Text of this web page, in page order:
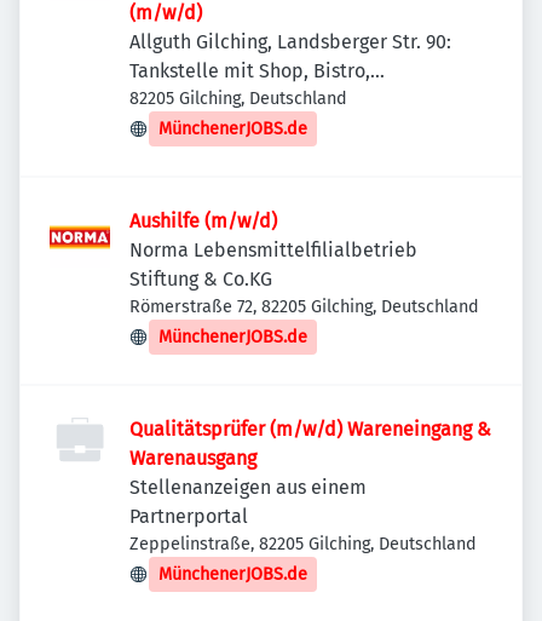
(m/w/d)
Allguth Gilching, Landsberger Str. 90:
Tankstelle mit Shop, Bistro,
Getränkemarkt, Waschstraße
82205 Gilching, Deutschland
MünchenerJOBS.de
Aushilfe (m/w/d)
Norma Lebensmittelfilialbetrieb
Stiftung & Co.KG
Römerstraße 72, 82205 Gilching, Deutschland
MünchenerJOBS.de
Qualitätsprüfer (m/w/d) Wareneingang &
Warenausgang
Stellenanzeigen aus einem
Partnerportal
Zeppelinstraße, 82205 Gilching, Deutschland
MünchenerJOBS.de